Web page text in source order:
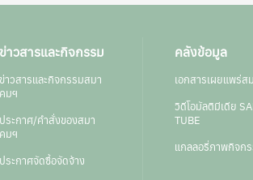
ข่าวสารและกิจกรรม
ข่าวสารและกิจกรรมสมา
คมฯ
ประกาศ/คำสั่งของสมา
คมฯ
ประกาศจัดซื้อจัดจ้าง
คลังข้อมูล
เอกสารเผยแพร่ส
วิดีโอมัลติมีเดีย
TUBE
แกลลอรี่ภาพกิจก